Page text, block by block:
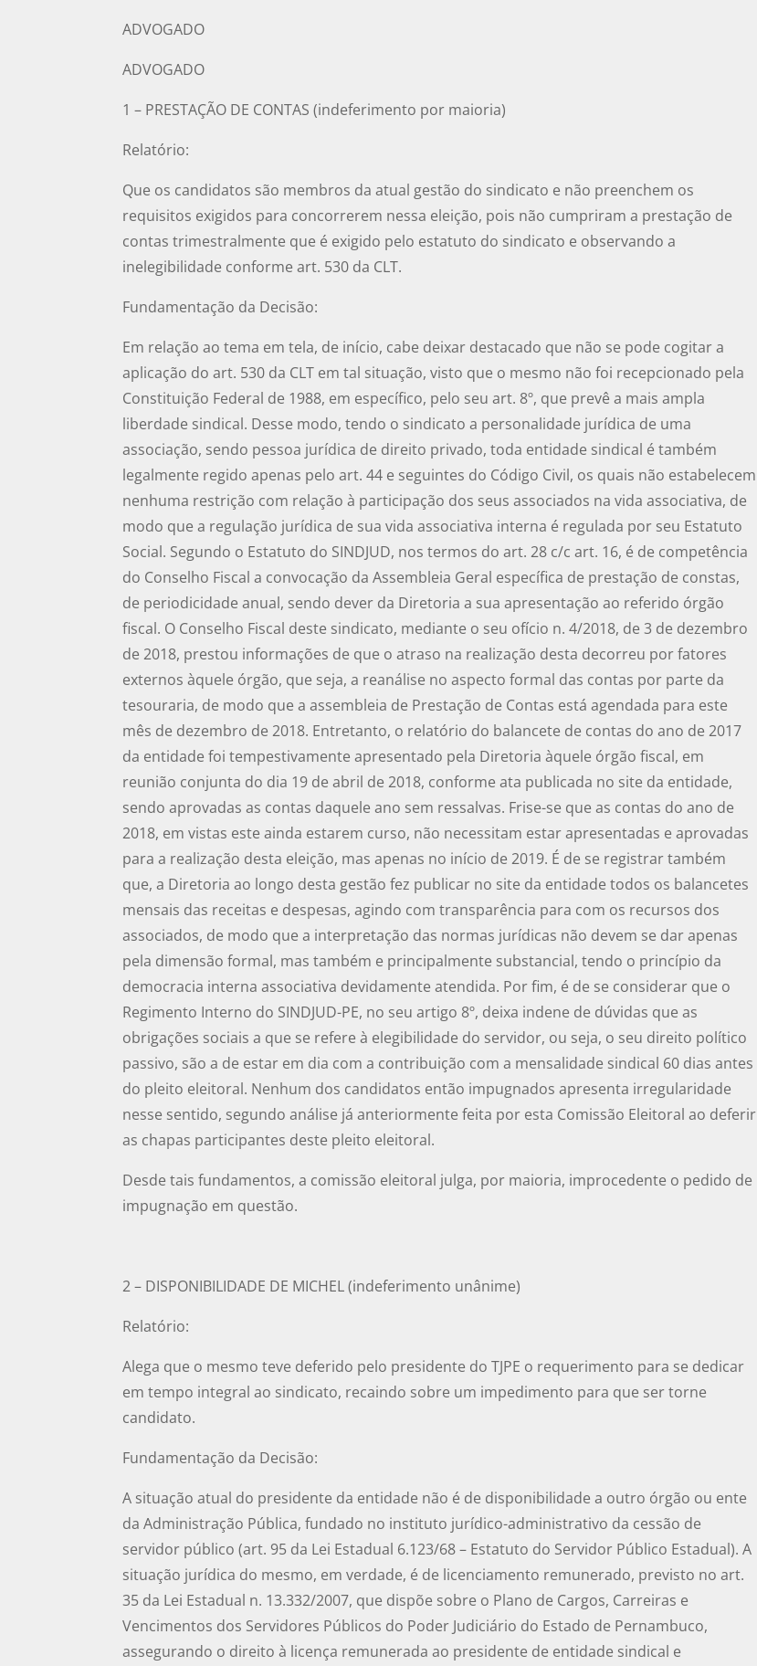
ADVOGADO
ADVOGADO
1 – PRESTAÇÃO DE CONTAS (indeferimento por maioria)
Relatório:
Que os candidatos são membros da atual gestão do sindicato e não preenchem os
requisitos exigidos para concorrerem nessa eleição, pois não cumpriram a prestação de
contas trimestralmente que é exigido pelo estatuto do sindicato e observando a
inelegibilidade conforme art. 530 da CLT.
Fundamentação da Decisão:
Em relação ao tema em tela, de início, cabe deixar destacado que não se pode cogitar a
aplicação do art. 530 da CLT em tal situação, visto que o mesmo não foi recepcionado pela
Constituição Federal de 1988, em específico, pelo seu art. 8º, que prevê a mais ampla
liberdade sindical. Desse modo, tendo o sindicato a personalidade jurídica de uma
associação, sendo pessoa jurídica de direito privado, toda entidade sindical é também
legalmente regido apenas pelo art. 44 e seguintes do Código Civil, os quais não estabelecem
nenhuma restrição com relação à participação dos seus associados na vida associativa, de
modo que a regulação jurídica de sua vida associativa interna é regulada por seu Estatuto
Social. Segundo o Estatuto do SINDJUD, nos termos do art. 28 c/c art. 16, é de competência
do Conselho Fiscal a convocação da Assembleia Geral específica de prestação de constas,
de periodicidade anual, sendo dever da Diretoria a sua apresentação ao referido órgão
fiscal. O Conselho Fiscal deste sindicato, mediante o seu ofício n. 4/2018, de 3 de dezembro
de 2018, prestou informações de que o atraso na realização desta decorreu por fatores
externos àquele órgão, que seja, a reanálise no aspecto formal das contas por parte da
tesouraria, de modo que a assembleia de Prestação de Contas está agendada para este
mês de dezembro de 2018. Entretanto, o relatório do balancete de contas do ano de 2017
da entidade foi tempestivamente apresentado pela Diretoria àquele órgão fiscal, em
reunião conjunta do dia 19 de abril de 2018, conforme ata publicada no site da entidade,
sendo aprovadas as contas daquele ano sem ressalvas. Frise-se que as contas do ano de
2018, em vistas este ainda estarem curso, não necessitam estar apresentadas e aprovadas
para a realização desta eleição, mas apenas no início de 2019. É de se registrar também
que, a Diretoria ao longo desta gestão fez publicar no site da entidade todos os balancetes
mensais das receitas e despesas, agindo com transparência para com os recursos dos
associados, de modo que a interpretação das normas jurídicas não devem se dar apenas
pela dimensão formal, mas também e principalmente substancial, tendo o princípio da
democracia interna associativa devidamente atendida. Por fim, é de se considerar que o
Regimento Interno do SINDJUD-PE, no seu artigo 8º, deixa indene de dúvidas que as
obrigações sociais a que se refere à elegibilidade do servidor, ou seja, o seu direito político
passivo, são a de estar em dia com a contribuição com a mensalidade sindical 60 dias antes
do pleito eleitoral. Nenhum dos candidatos então impugnados apresenta irregularidade
nesse sentido, segundo análise já anteriormente feita por esta Comissão Eleitoral ao deferir
as chapas participantes deste pleito eleitoral.
Desde tais fundamentos, a comissão eleitoral julga, por maioria, improcedente o pedido de
impugnação em questão.
2 – DISPONIBILIDADE DE MICHEL (indeferimento unânime)
Relatório:
Alega que o mesmo teve deferido pelo presidente do TJPE o requerimento para se dedicar
em tempo integral ao sindicato, recaindo sobre um impedimento para que ser torne
candidato.
Fundamentação da Decisão:
A situação atual do presidente da entidade não é de disponibilidade a outro órgão ou ente
da Administração Pública, fundado no instituto jurídico-administrativo da cessão de
servidor público (art. 95 da Lei Estadual 6.123/68 – Estatuto do Servidor Público Estadual). A
situação jurídica do mesmo, em verdade, é de licenciamento remunerado, previsto no art.
35 da Lei Estadual n. 13.332/2007, que dispõe sobre o Plano de Cargos, Carreiras e
Vencimentos dos Servidores Públicos do Poder Judiciário do Estado de Pernambuco,
assegurando o direito à licença remunerada ao presidente de entidade sindical e